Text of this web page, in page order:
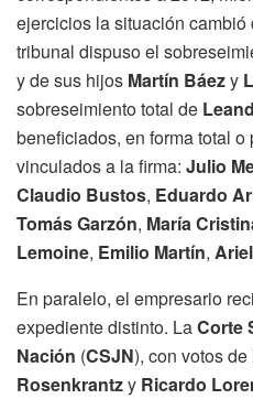
ejercicios la situación
tribunal dispuso el
y de sus hijos Martín Báezy
sobreseimiento total de
beneficiados, en forma total
vinculados a la firma: Julio
Claudio Bustos, Eduardo
Tomás Garzón, María
Lemoine, Emilio Martín,
En paralelo, el empresario
expediente distinto. LaCorte
Nación (CSJN), con votos de
Rosenkrantzy Ricardo